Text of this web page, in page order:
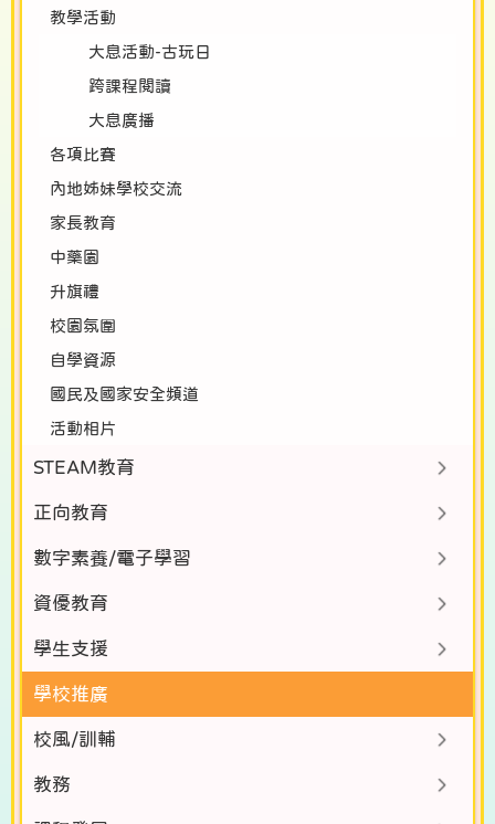
教學活動
大息活動-古玩日
跨課程閱讀
大息廣播
各項比賽
內地姊妹學校交流
家長教育
中藥園
升旗禮
校園氛圍
自學資源
國民及國家安全頻道
活動相片
STEAM教育
正向教育
數字素養/電子學習
資優教育
學生支援
學校推廣
校風/訓輔
教務